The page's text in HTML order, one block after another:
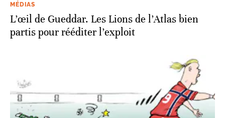
MÉDIAS
L’œil de Gueddar. Les Lions de l’Atlas bien
partis pour rééditer l’exploit